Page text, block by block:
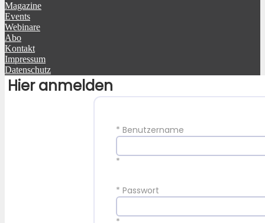
Magazine
Events
Webinare
Abo
Kontakt
Impressum
Datenschutz
Hier anmelden
* Benutzername
*
* Passwort